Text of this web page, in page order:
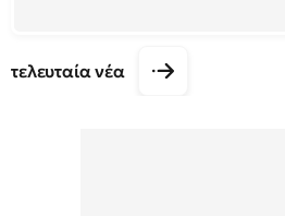
τελευταία νέα